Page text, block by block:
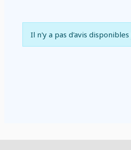
Il n'y a pas d'avis disponibles